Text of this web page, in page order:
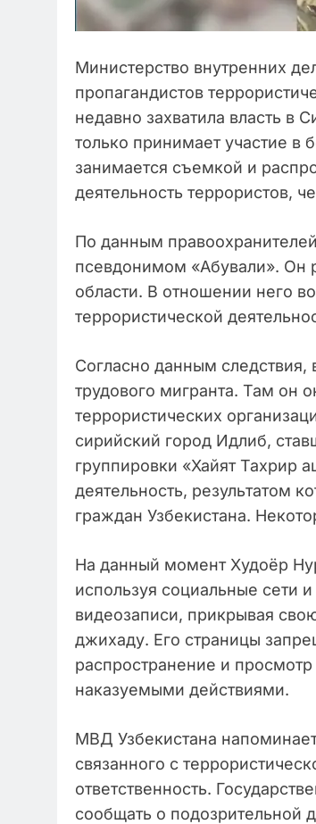
Министерство внутренних
пропагандистов
недавно захватила власть в
только принимает участие в
занимается съемкой и
деятельность террористов,
По данным
псевдонимом «Абували». Он
области. В отношении него
террористической
Согласно данным следствия,
трудового мигранта. Там он
террористических
сирийский город Идлиб,
группировки «Хайят Тахрир
деятельность, результатом
граждан Узбекистана.
На данный момент Худоёр
используя социальные сети
видеозаписи, прикрывая
джихаду. Его страницы
распространение и
наказуемыми действиями.
МВД Узбекистана
связанного с
ответственность.
сообщать о подозрительной